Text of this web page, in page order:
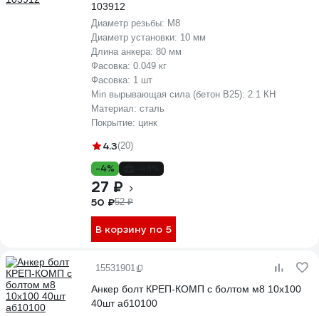
103912
Диаметр резьбы: М8
Диаметр установки: 10 мм
Длина анкера: 80 мм
Фасовка: 0.049 кг
Фасовка: 1 шт
Min вырывающая сила (бетон B25): 2.1 КН
Материал: сталь
Покрытие: цинк
4.3(20)
-4%
27 ₽
50 ₽52 ₽
В корзину по 5
15531901
Анкер болт КРЕП-КОМП с болтом м8 10х100
40шт аб10100